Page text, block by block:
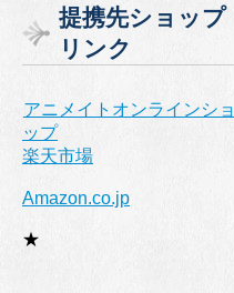
リ
ー
提携先ショップ
リンク
アニメイトオンラインショ
ップ
楽天市場
Amazon.co.jp
★